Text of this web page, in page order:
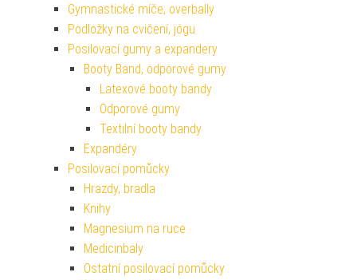
Gymnastické míče, overbally
Podložky na cvičení, jógu
Posilovací gumy a expandery
Booty Band, odporové gumy
Latexové booty bandy
Odporové gumy
Textilní booty bandy
Expandéry
Posilovací pomůcky
Hrazdy, bradla
Knihy
Magnesium na ruce
Medicinbaly
Ostatní posilovací pomůcky